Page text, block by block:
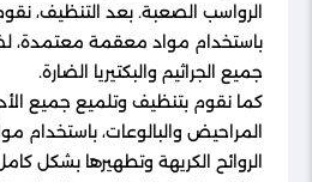
الرواسب الصعبة. بعد التنظيف،
باستخدام مواد معقمة معتمدة،
جميع الجراثيم والبكتيريا الضارة.
كما نقوم بتنظيف وتلميع جميع
المراحيض والبالوعات، باستخدام
الروائح الكريهة وتطهيرها بشكل